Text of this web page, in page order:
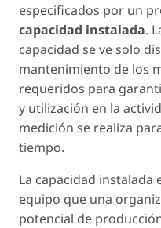
especificados por un
capacidad instalada.
capacidad se ve solo
mantenimiento de los
requeridos para
y utilización en la
medición se realiza
tiempo.
La capacidad instalada
equipo que una
potencial de